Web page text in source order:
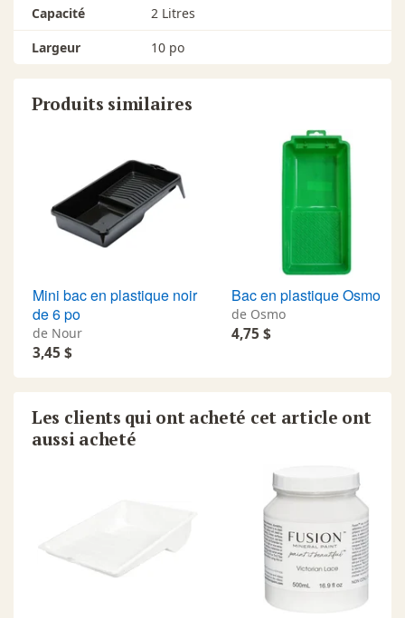
Capacité
2 Litres
Largeur
10 po
Produits similaires
Mini bac en plastique noir
de 6 po
de Nour
3,45 $
Bac en plastique Osmo
de Osmo
4,75 $
Les clients qui ont acheté cet article ont
aussi acheté